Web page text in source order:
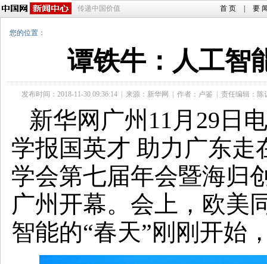
传递中国价值 首 页 要
您的位置：
谭铁牛：人工智
发布时间：2018-11-30 09:36:14 来源：新华网 作者：卢鉴 责任编辑：陈
新华网广州11月29日
学报国英才 助力广东走
学会第七届年会暨海归
广州开幕。会上，欧美
智能的“春天”刚刚开始